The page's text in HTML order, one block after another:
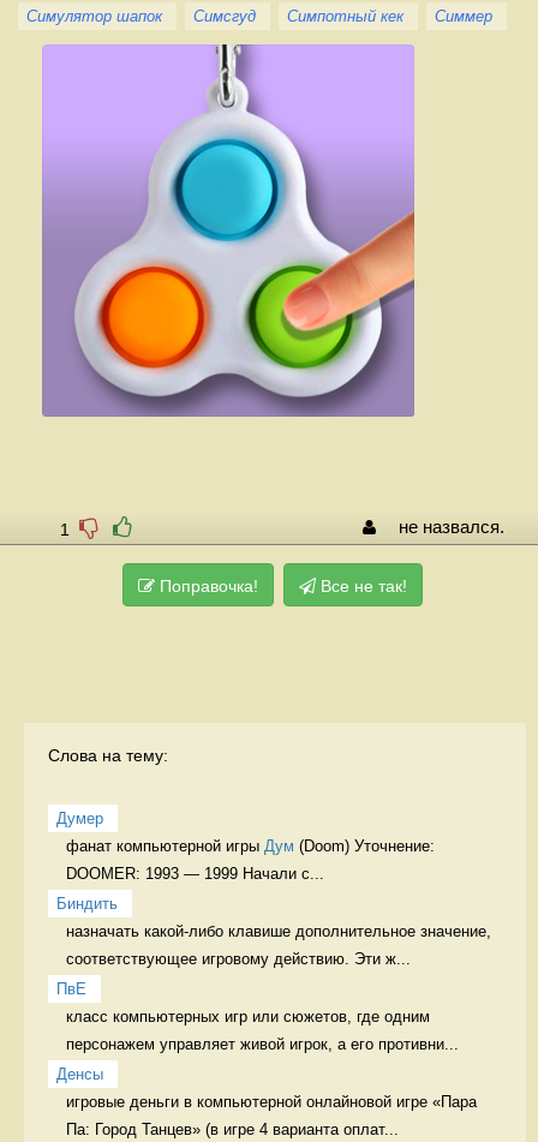
Симулятор шапок
Симсгуд Симпотный кек Симмер
1 не назвался.
Поправочка! Все не так!
Слова на тему:
Думер
фанат компьютерной игры Дум (Doom) Уточнение:
DOOMER: 1993 — 1999 Начали с...
Биндить
назначать какой-либо клавише дополнительное значение,
соответствующее игровому действию. Эти ж...
ПвЕ
класс компьютерных игр или сюжетов, где одним
персонажем управляет живой игрок, а его противни...
Денсы
игровые деньги в компьютерной онлайновой игре «Пара
Па: Город Танцев» (в игре 4 варианта оплат...